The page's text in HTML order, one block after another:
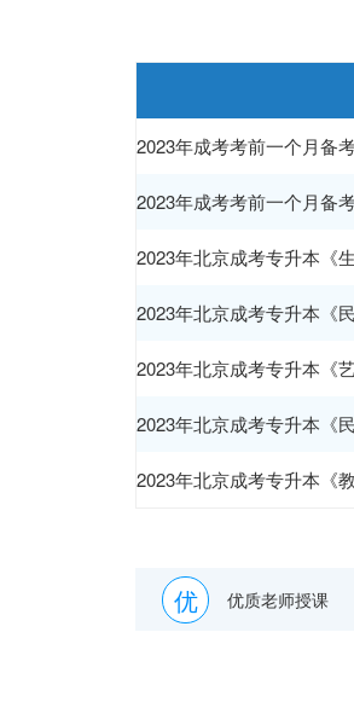
2023年成考考前一个月备
2023年成考考前一个月备
2023年北京成考专升本《
2023年北京成考专升本《
2023年北京成考专升本《
2023年北京成考专升本《
2023年北京成考专升本《
优 优质老师授课